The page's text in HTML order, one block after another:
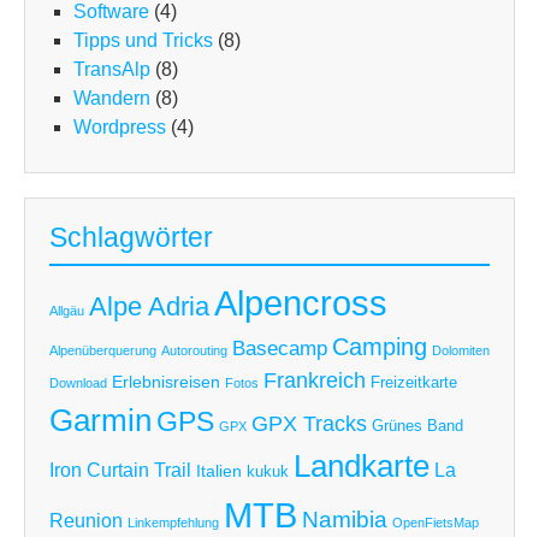
Software (4)
Tipps und Tricks (8)
TransAlp (8)
Wandern (8)
Wordpress (4)
Schlagwörter
Allgäu Alpe AdriaAlpencross
Alpenüberquerung Autorouting Basecamp Camping Dolomiten
Download Erlebnisreisen Fotos Frankreich Freizeitkarte
Garmin GPS GPX GPX Tracks Grünes Band
Iron Curtain Trail Italien kukuk Landkarte La
Reunion Linkempfehlung MTB Namibia OpenFietsMap